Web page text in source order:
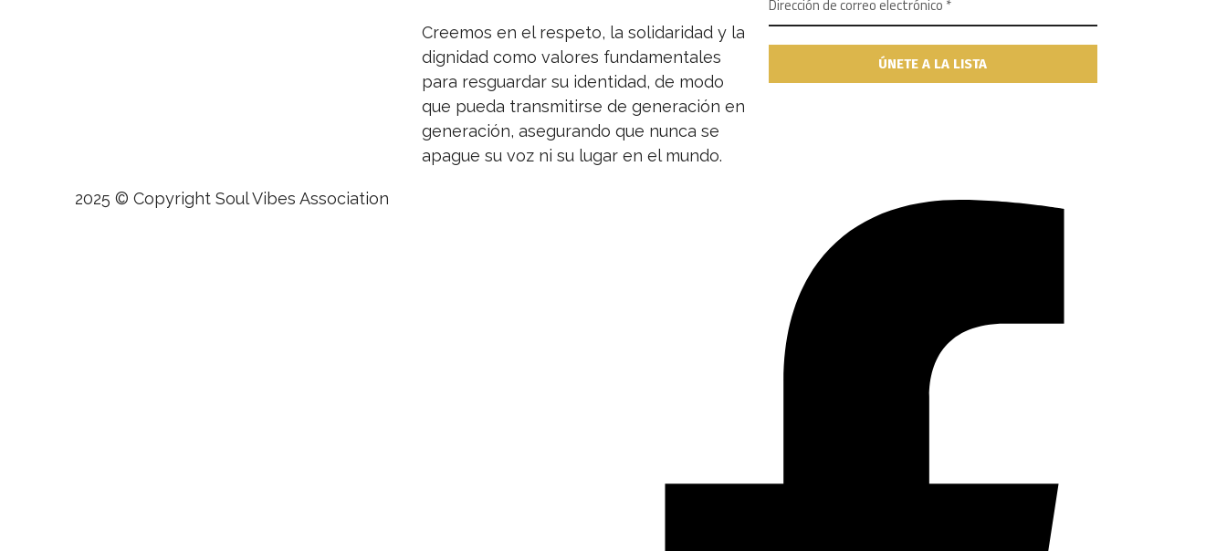
Creemos en el respeto, la solidaridad y la
dignidad como valores fundamentales
para resguardar su identidad, de modo
que pueda transmitirse de generación en
generación, asegurando que nunca se
apague su voz ni su lugar en el mundo.
2025 © Copyright Soul Vibes Association